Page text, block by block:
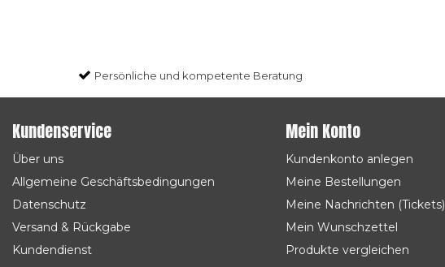
Persönliche und kompetente Beratung
Kundenservice
Über uns
Allgemeine Geschäftsbedingungen
Datenschutz
Versand & Rückgabe
Kundendienst
Mein Konto
Kundenkonto anlegen
Meine Bestellungen
Meine Nachrichten (Tickets)
Mein Wunschzettel
Produkte vergleichen